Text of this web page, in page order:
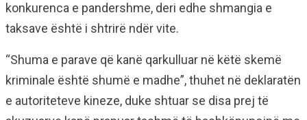
konkurenca e pandershme, deri edhe shmangia e
taksave është i shtrirë ndër vite.
“Shuma e parave që kanë qarkulluar në këtë skemë
kriminale është shumë e madhe”, thuhet në deklaratën
e autoriteteve kineze, duke shtuar se disa prej të